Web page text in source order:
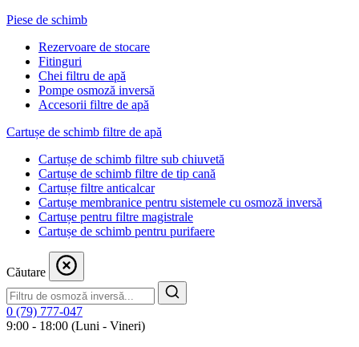
Piese de schimb
Rezervoare de stocare
Fitinguri
Chei filtru de apă
Pompe osmoză inversă
Accesorii filtre de apă
Cartușe de schimb filtre de apă
Cartușe de schimb filtre sub chiuvetă
Cartușe de schimb filtre de tip cană
Cartușe filtre anticalcar
Cartușe membranice pentru sistemele cu osmoză inversă
Cartușe pentru filtre magistrale
Cartușe de schimb pentru purifaere
Căutare
0 (79) 777-047
9:00 - 18:00 (Luni - Vineri)